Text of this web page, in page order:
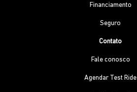
Financiamento
Seguro
Contato
Fale conosco
Agendar Test Ride